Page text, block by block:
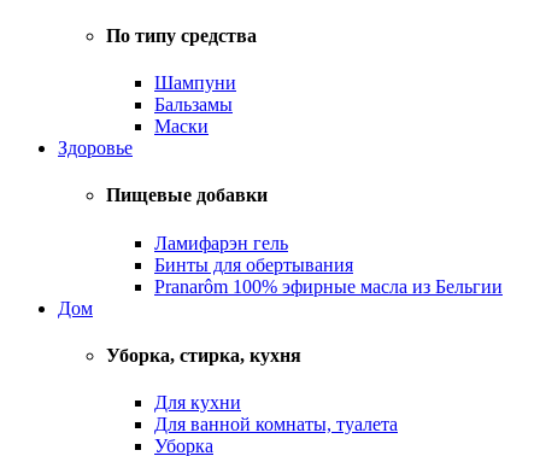
По типу средства
Шампуни
Бальзамы
Маски
Здоровье
Пищевые добавки
Ламифарэн гель
Бинты для обертывания
Pranarôm 100% эфирные масла из Бельгии
Дом
Уборка, стирка, кухня
Для кухни
Для ванной комнаты, туалета
Уборка